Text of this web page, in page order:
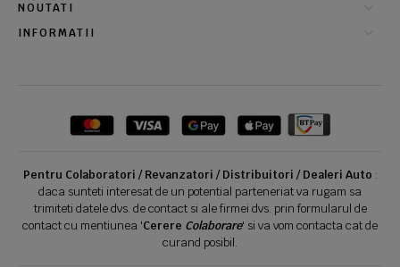
NOUTATI
INFORMATII
Pentru Colaboratori / Revanzatori / Distribuitori / Dealeri Auto :
daca sunteti interesat de un potential parteneriat va rugam sa
trimiteti datele dvs. de contact si ale firmei dvs. prin formularul de
contact cu mentiunea 'Cerere Colaborare' si va vom contacta cat de
curand posibil.